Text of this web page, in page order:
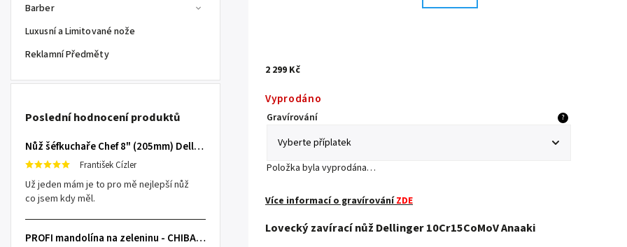
Barber
Luxusní a Limitované nože
Reklamní Předměty
Poslední hodnocení produktů
Nůž šéfkuchaře Chef 8" (205mm) Dellinger TOIVO - Professional Damascus
František Cízler
Už jeden mám je to pro mě nejlepší nůž
co jsem kdy měl.
PROFI mandolína na zeleninu - CHIBA Japan, sengiri slicekun
2 299 Kč
Vyprodáno
Gravírování ?
Položka byla vyprodána…
Více informací o gravírováníZDE
Lovecký zavírací nůž Dellinger 10Cr15CoMoV Anaaki